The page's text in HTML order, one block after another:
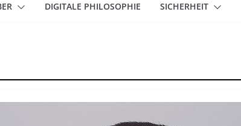
DIGITALE PHILOSOPHIE SICHERHEIT